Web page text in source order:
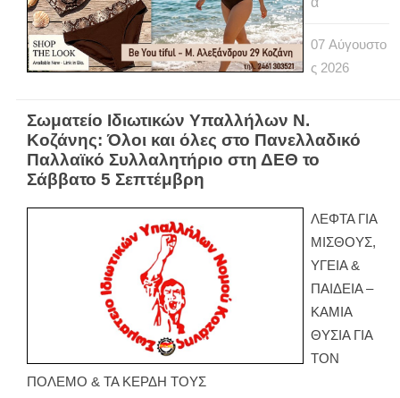
07 Αύγουστο
ς 2026
Σωματείο Ιδιωτικών Υπαλλήλων Ν.
Κοζάνης: Όλοι και όλες στο Πανελλαδικό
Παλλαϊκό Συλλαλητήριο στη ΔΕΘ το
Σάββατο 5 Σεπτέμβρη
ΛΕΦΤΑ ΓΙΑ
ΜΙΣΘΟΥΣ,
ΥΓΕΙΑ &
ΠΑΙΔΕΙΑ –
ΚΑΜΙΑ
ΘΥΣΙΑ ΓΙΑ
ΤΟΝ
ΠΟΛΕΜΟ & ΤΑ ΚΕΡΔΗ ΤΟΥΣ